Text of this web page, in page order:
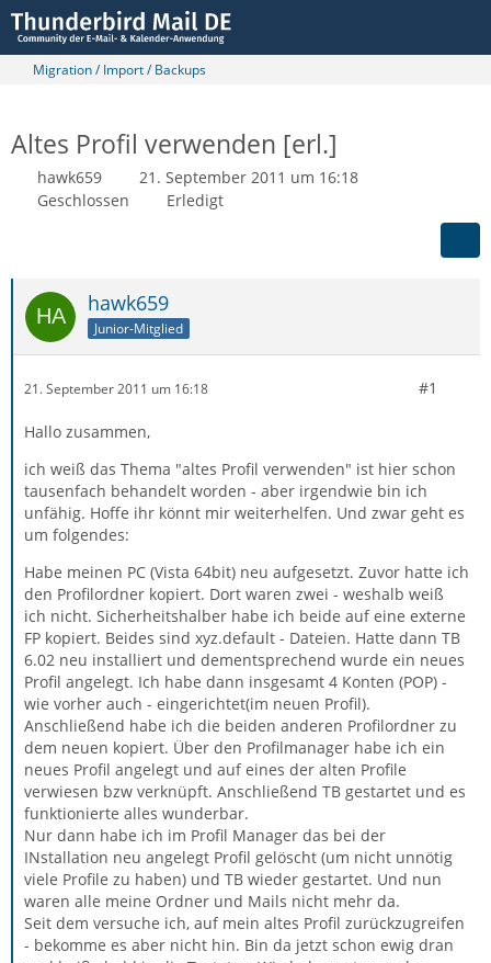
Migration / Import / Backups
Altes Profil verwenden [erl.]
hawk659
21. September 2011 um 16:18
Geschlossen
Erledigt
hawk659
Junior-Mitglied
21. September 2011 um 16:18 #1
Hallo zusammen,
ich weiß das Thema "altes Profil verwenden" ist hier schon
tausenfach behandelt worden - aber irgendwie bin ich
unfähig. Hoffe ihr könnt mir weiterhelfen. Und zwar geht es
um folgendes:
Habe meinen PC (Vista 64bit) neu aufgesetzt. Zuvor hatte ich
den Profilordner kopiert. Dort waren zwei - weshalb weiß
ich nicht. Sicherheitshalber habe ich beide auf eine externe
FP kopiert. Beides sind xyz.default - Dateien. Hatte dann TB
6.02 neu installiert und dementsprechend wurde ein neues
Profil angelegt. Ich habe dann insgesamt 4 Konten (POP) -
wie vorher auch - eingerichtet(im neuen Profil).
Anschließend habe ich die beiden anderen Profilordner zu
dem neuen kopiert. Über den Profilmanager habe ich ein
neues Profil angelegt und auf eines der alten Profile
verwiesen bzw verknüpft. Anschließend TB gestartet und es
funktionierte alles wunderbar.
Nur dann habe ich im Profil Manager das bei der
INstallation neu angelegt Profil gelöscht (um nicht unnötig
viele Profile zu haben) und TB wieder gestartet. Und nun
waren alle meine Ordner und Mails nicht mehr da.
Seit dem versuche ich, auf mein altes Profil zurückzugreifen
- bekomme es aber nicht hin. Bin da jetzt schon ewig dran